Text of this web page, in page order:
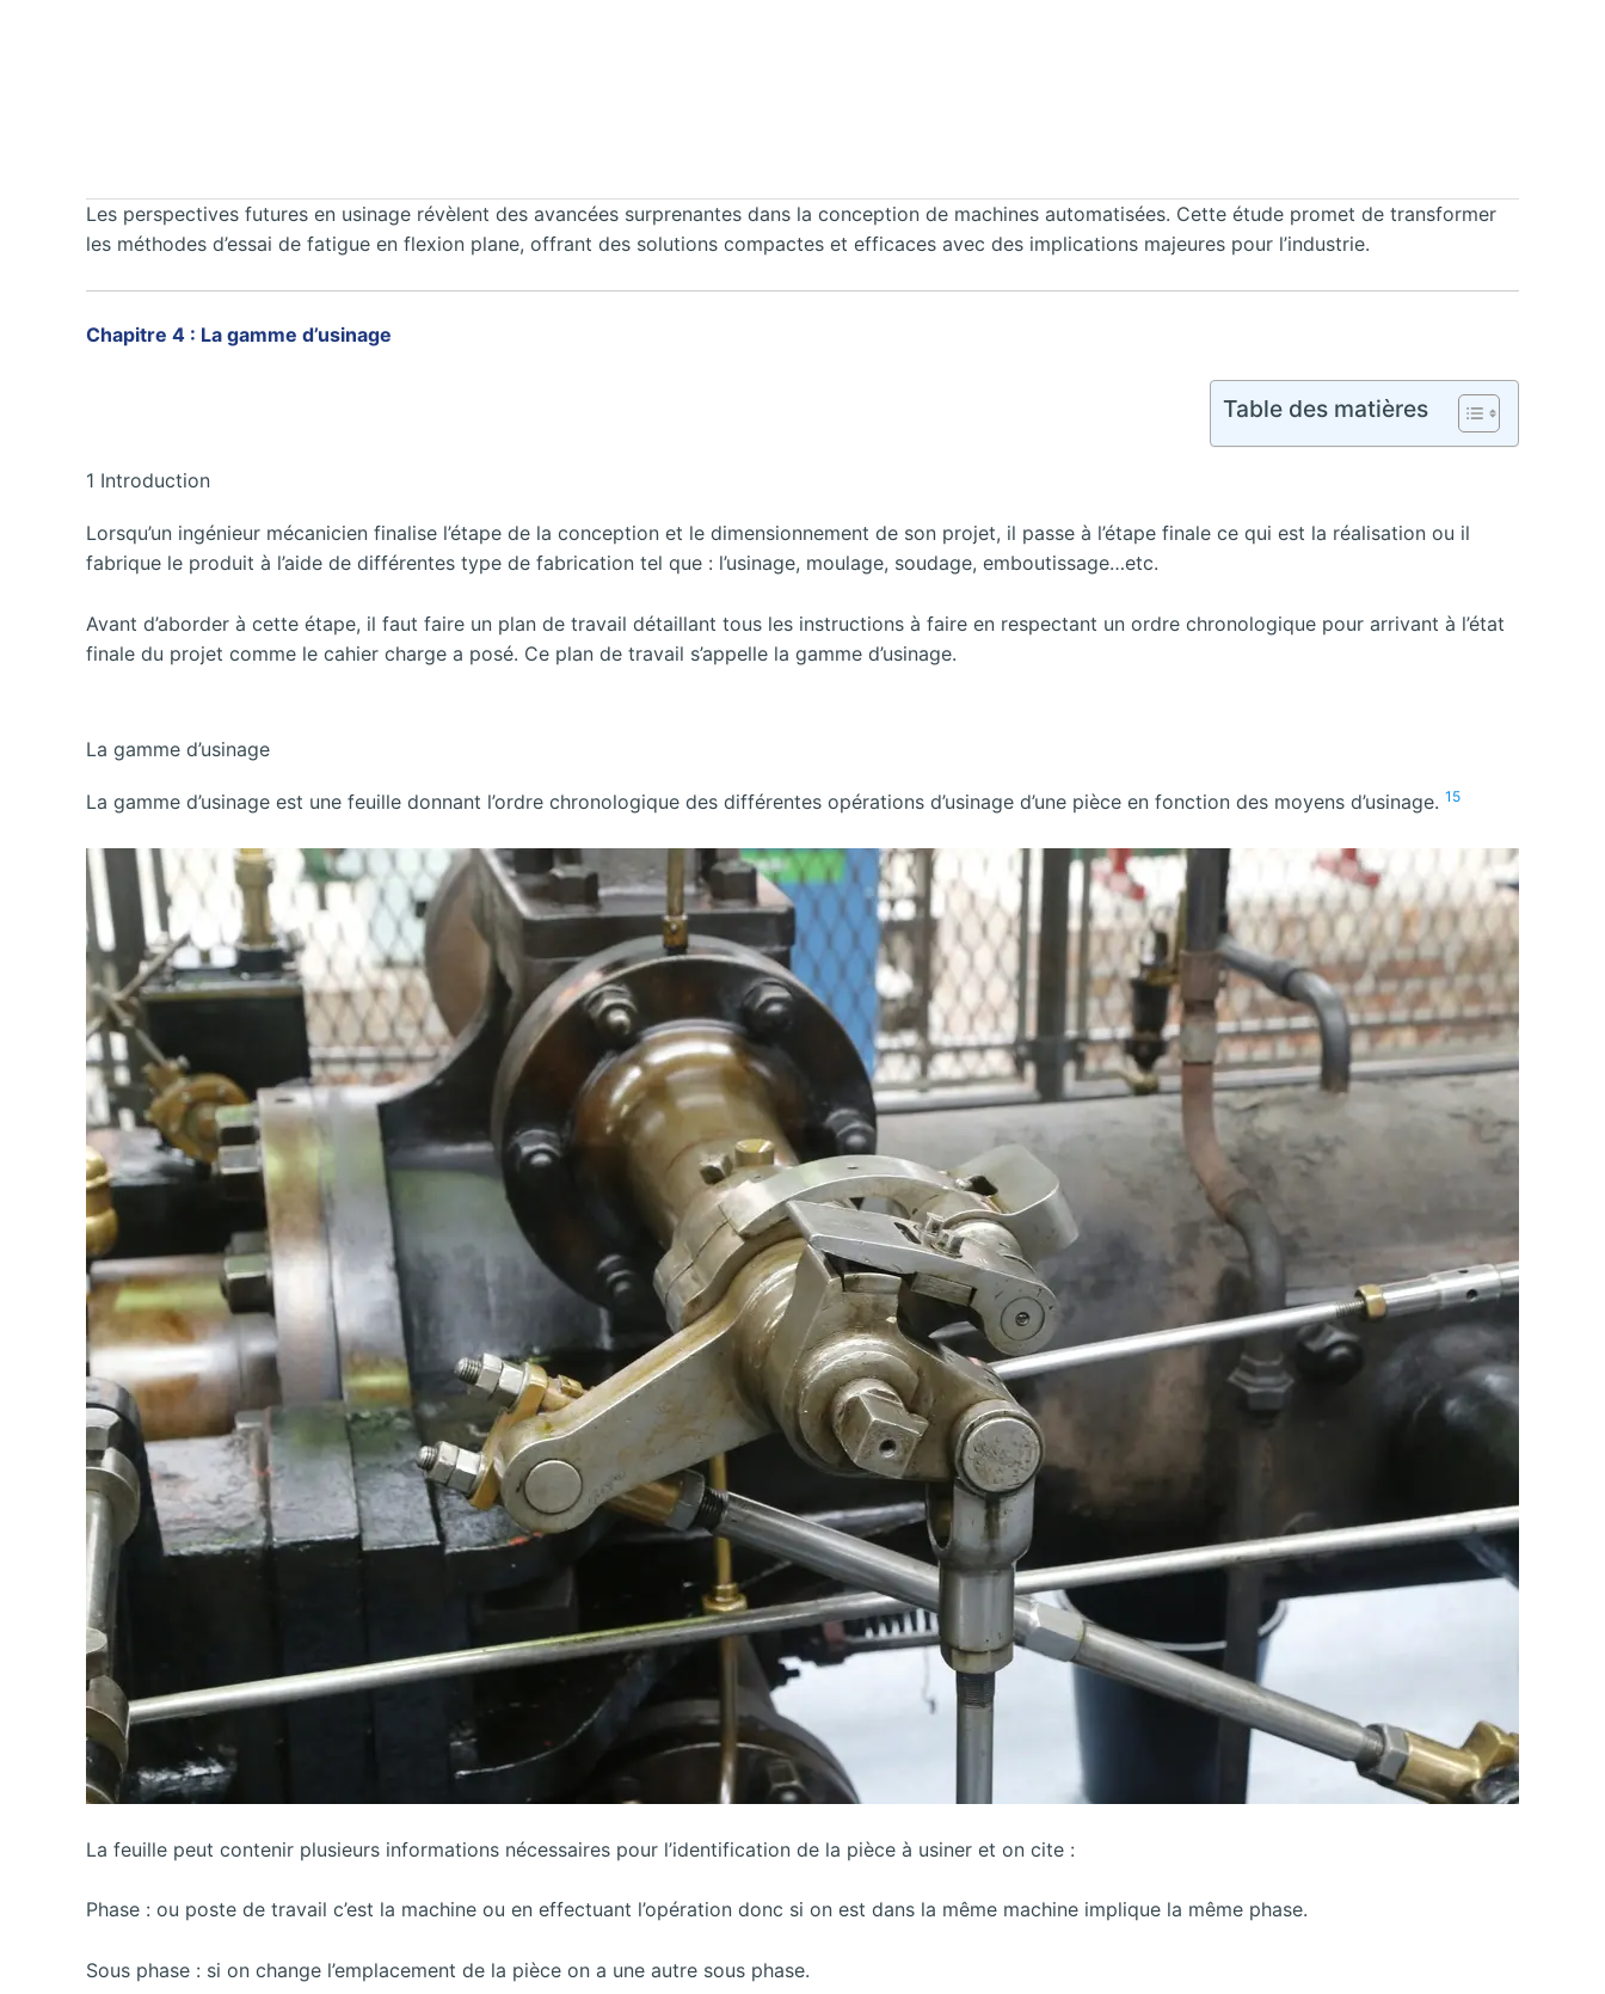
Les perspectives futures en usinage révèlent des avancées surprenantes dans la conception de machines automatisées. Cette étude promet de transformer
les méthodes d’essai de fatigue en flexion plane, offrant des solutions compactes et efficaces avec des implications majeures pour l’industrie.
Chapitre 4 : La gamme d’usinage
Table des matières
1 Introduction
Lorsqu’un ingénieur mécanicien finalise l’étape de la conception et le dimensionnement de son projet, il passe à l’étape finale ce qui est la réalisation ou il
fabrique le produit à l’aide de différentes type de fabrication tel que : l’usinage, moulage, soudage, emboutissage…etc.
Avant d’aborder à cette étape, il faut faire un plan de travail détaillant tous les instructions à faire en respectant un ordre chronologique pour arrivant à l’état
finale du projet comme le cahier charge a posé. Ce plan de travail s’appelle la gamme d’usinage.
La gamme d’usinage
La gamme d’usinage est une feuille donnant l’ordre chronologique des différentes opérations d’usinage d’une pièce en fonction des moyens d’usinage. 15
La feuille peut contenir plusieurs informations nécessaires pour l’identification de la pièce à usiner et on cite :
Phase : ou poste de travail c’est la machine ou en effectuant l’opération donc si on est dans la même machine implique la même phase.
Sous phase : si on change l’emplacement de la pièce on a une autre sous phase.